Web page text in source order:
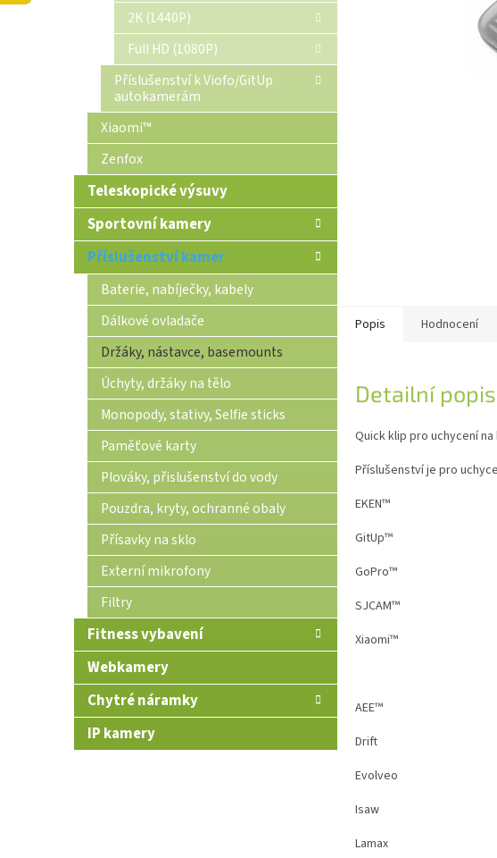
2K (1440P)
Full HD (1080P)
Příslušenství k Viofo/GitUp
autokamerám
Xiaomi™
Zenfox
Teleskopické výsuvy
Sportovní kamery
Příslušenství kamer
Baterie, nabíječky, kabely
Dálkové ovladače
Držáky, nástavce, basemounts
Úchyty, držáky na tělo
Monopody, stativy, Selfie sticks
Paměťové karty
Plováky, přislušenství do vody
Pouzdra, kryty, ochranné obaly
Přísavky na sklo
Externí mikrofony
Filtry
Fitness vybavení
Webkamery
Chytré náramky
IP kamery
Popis Hodnocení
Detailní
Quick klip pro uchycení
Příslušenství je pro
EKEN™
GitUp™
GoPro™
SJCAM™
Xiaomi™
AEE™
Drift
Evolveo
Isaw
Lamax